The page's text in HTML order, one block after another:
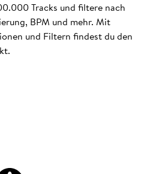
Tracks und filtere nach
BPM und mehr. Mit
und Filtern findest du den